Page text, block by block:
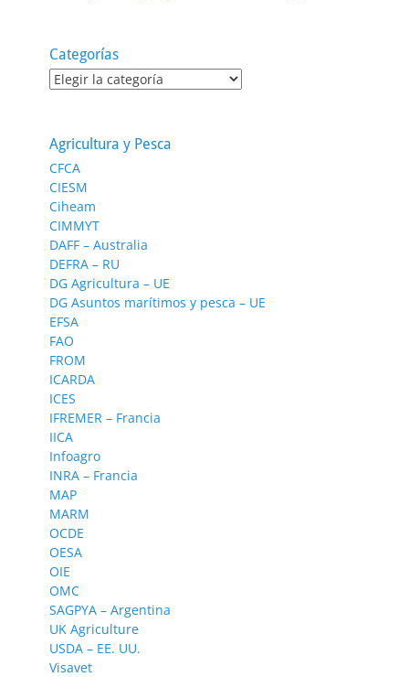
Categorías
Categorías
Agricultura y Pesca
CFCA
CIESM
Ciheam
CIMMYT
DAFF – Australia
DEFRA – RU
DG Agricultura – UE
DG Asuntos marítimos y pesca – UE
EFSA
FAO
FROM
ICARDA
ICES
IFREMER – Francia
IICA
Infoagro
INRA – Francia
MAP
MARM
OCDE
OESA
OIE
OMC
SAGPYA – Argentina
UK Agriculture
USDA – EE. UU.
Visavet